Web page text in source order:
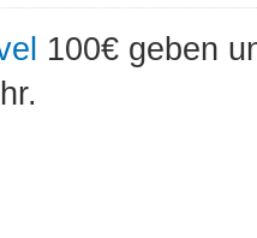
100€ geben